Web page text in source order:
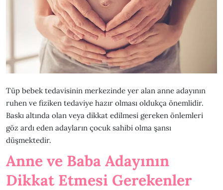
Tüp bebek tedavisinin merkezinde yer alan anne adayının
ruhen ve fiziken tedaviye hazır olması oldukça önemlidir.
Baskı altında olan veya dikkat edilmesi gereken önlemleri
göz ardı eden adayların çocuk sahibi olma şansı
düşmektedir.
Anne ve Baba Adayının
Dikkat Etmesi Gerekenler